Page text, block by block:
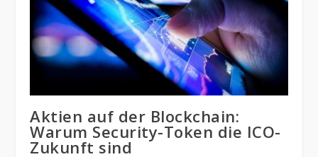
Aktien auf der Blockchain:
Warum Security-Token die ICO-
Zukunft sind